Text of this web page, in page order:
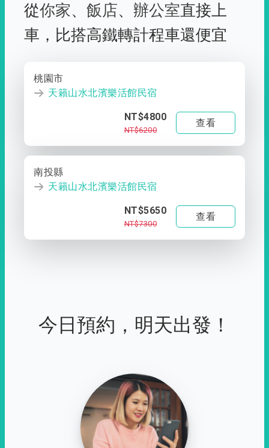
從你家、 飯店、 辦公室直接上
車， 比搭高鐵轉計程車還便宜
桃園市
天籟山水北濱樂活館民宿
NT$4800
NT$6200
查看
南投縣
天籟山水北濱樂活館民宿
NT$5650
NT$7300
查看
今日預約，明天出發！